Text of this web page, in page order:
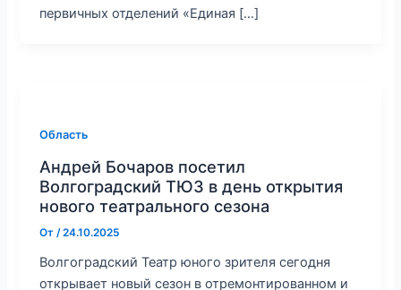
первичных отделений «Единая […]
Область
Андрей Бочаров посетил
Волгоградский ТЮЗ в день открытия
нового театрального сезона
От/24.10.2025
Волгоградский Театр юного зрителя сегодня
открывает новый сезон в отремонтированном и